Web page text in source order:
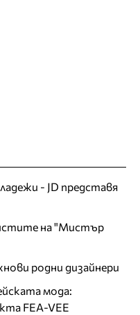
- JD представя
на "Мистър
родни дизайнери
мода:
FEA-VEE